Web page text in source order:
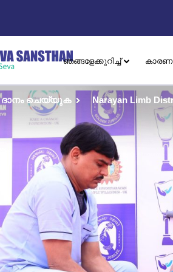
ഞങ്ങളേക്കുറിച്ച്
ദാനം ചെയ്യുക Narayan Limb